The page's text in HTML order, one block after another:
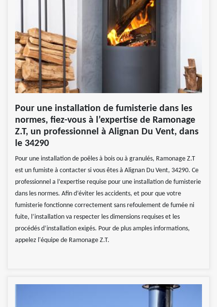
Pour une installation de fumisterie dans les
normes, fiez-vous à l’expertise de Ramonage
Z.T, un professionnel à Alignan Du Vent, dans
le 34290
Pour une installation de poêles à bois ou à granulés, Ramonage Z.T
est un fumiste à contacter si vous êtes à Alignan Du Vent, 34290. Ce
professionnel a l’expertise requise pour une installation de fumisterie
dans les normes. Afin d’éviter les accidents, et pour que votre
fumisterie fonctionne correctement sans refoulement de fumée ni
fuite, l’installation va respecter les dimensions requises et les
procédés d’installation exigés. Pour de plus amples informations,
appelez l'équipe de Ramonage Z.T.